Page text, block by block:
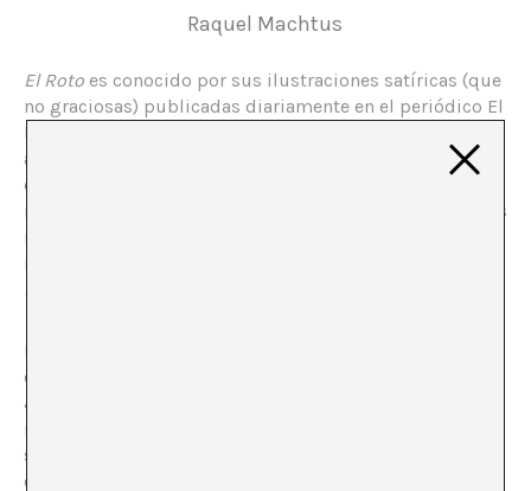
Raquel Machtus
El Roto es conocido por sus ilustraciones satíricas (que
no graciosas) publicadas diariamente en el periódico El
País. Quien no es tan conocido es Andrés Rábago, el
autor cobijado bajo el pseudónimo de
. El Centro
de Arte del Hospitalet Tecla Sala le ha dedicado
recientemente una exposición que recorre sus tres fases
más distinguidas desde que comenzó su carrera a
mediados de los 60 del siglo pasado:
Rábago: Un viatge de mil dimonis (i un parell d’àngels)
El hecho de que se esté incluyendo un género popular,
como es el humor gráfico, en un espacio institucional
¿altera el posible impacto de la obra? Es decir, ¿la
museificación de la obra hace que esta pierda su
significado original? O, al contrario, ¿hace que este
espacio se convierta en uno donde la disensión tiene